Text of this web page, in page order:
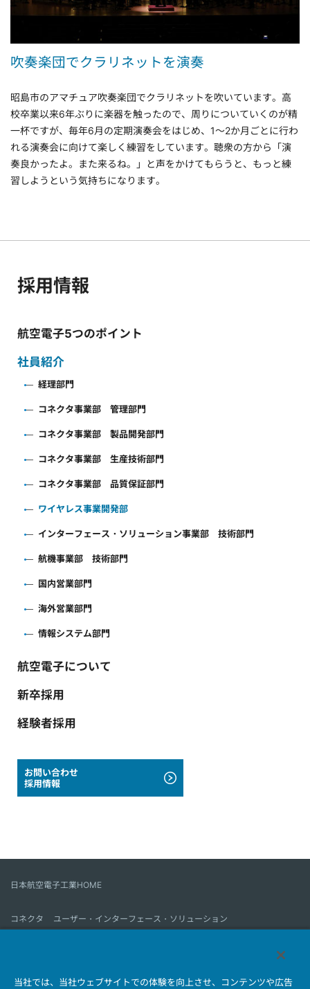
吹奏楽団でクラリネットを演奏
昭島市のアマチュア吹奏楽団でクラリネットを吹いています。高
校卒業以来6年ぶりに楽器を触ったので、周りについていくのが精
一杯ですが、毎年6月の定期演奏会をはじめ、1～2か月ごとに行わ
れる演奏会に向けて楽しく練習をしています。聴衆の方から「演
奏良かったよ。また来るね。」と声をかけてもらうと、もっと練
習しようという気持ちになります。
採用情報
航空電子5つのポイント
社員紹介
経理部門
コネクタ事業部 管理部門
コネクタ事業部 製品開発部門
コネクタ事業部 生産技術部門
コネクタ事業部 品質保証部門
ワイヤレス事業開発部
インターフェース・ソリューション事業部 技術部門
航機事業部 技術部門
国内営業部門
海外営業部門
情報システム部門
航空電子について
新卒採用
経験者採用
お問い合わせ
採用情報
日本航空電子工業HOME
コネクタ
ユーザー・インターフェース・ソリューション
会社情報 サステナビリティ IR情報 採用情報 会社情報新着一覧
当社では、当社ウェブサイトでの体験を向上させ、コンテンツや広告